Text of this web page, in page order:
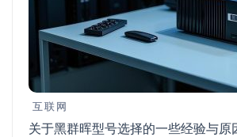
互联网